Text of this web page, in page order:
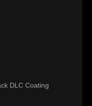
DLC Coating